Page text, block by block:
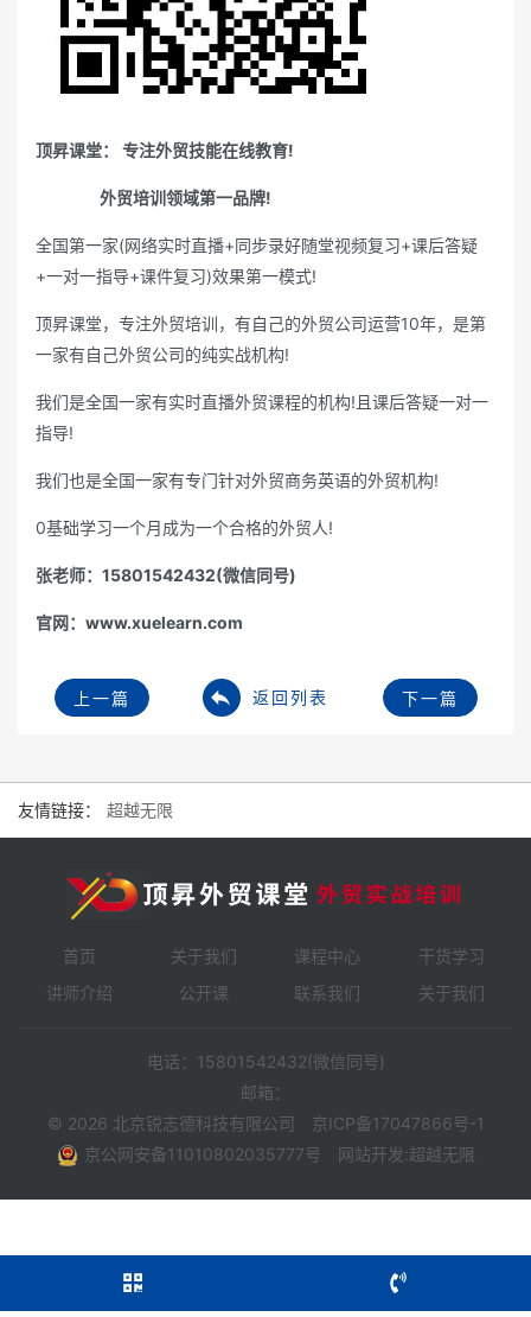
顶昇课堂： 专注外贸技能在线教育!
外贸培训领域第一品牌!
全国第一家(网络实时直播+同步录好随堂视频复习+课后答疑
+一对一指导+课件复习)效果第一模式!
顶昇课堂，专注外贸培训，有自己的外贸公司运营10年，是第
一家有自己外贸公司的纯实战机构!
我们是全国一家有实时直播外贸课程的机构!且课后答疑一对一
指导!
我们也是全国一家有专门针对外贸商务英语的外贸机构!
0基础学习一个月成为一个合格的外贸人!
张老师：15801542432(微信同号)
官网：www.xuelearn.com
上一篇 返回列表 下一篇
友情链接： 超越无限
首页 关于我们 课程中心
干货学习
讲师介绍
公开课 联系我们 关于我们
© 2026 北京锐志德科技有限公司
京ICP备17047866号-1
京公网安备11010802035777号
网站开发:超越无限
电话：15801542432(微信同号)
邮箱：